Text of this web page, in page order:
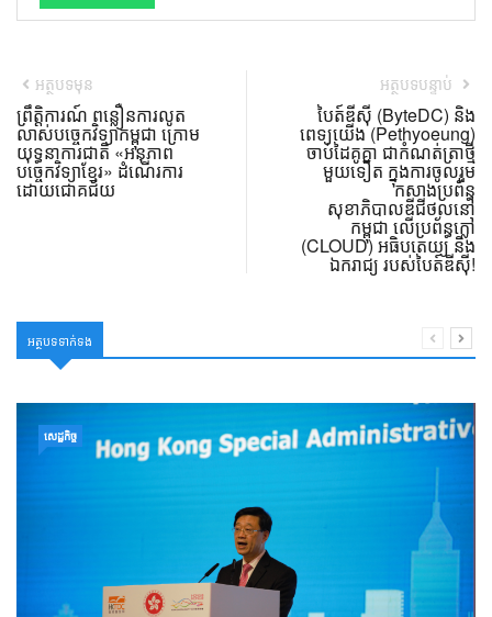
អត្ថបទមុន
ព្រឹត្តិការណ៍ ពន្លឿនការលូត
លាស់បច្ចេកវិទ្យាកម្ពុជា ក្រោម
យុទ្ធនាការជាតិ «អនុភាព
បច្ចេកវិទ្យាខ្មែរ» ដំណើរការ
ដោយជោគជ័យ
អត្ថបទបន្ទាប់
បៃត៍ឌីស៊ី (ByteDC) និង
ពេទ្យយើង (Pethyoeung)
ចាប់ដៃគូគ្នា ជាកំណត់ត្រាថ្មី
មួយទៀត ក្នុងការចូលរួម
កសាងប្រព័ន្ធ
សុខាភិបាលឌីជីថល​នៅ
កម្ពុជា លើប្រព័ន្ធក្លៅ
(CLOUD) អធិបតេយ្យ និង
ឯករាជ្យ របស់បៃត៍ឌីស៊ី!
អត្ថបទទាក់ទង
សេដ្ឋកិច្ច